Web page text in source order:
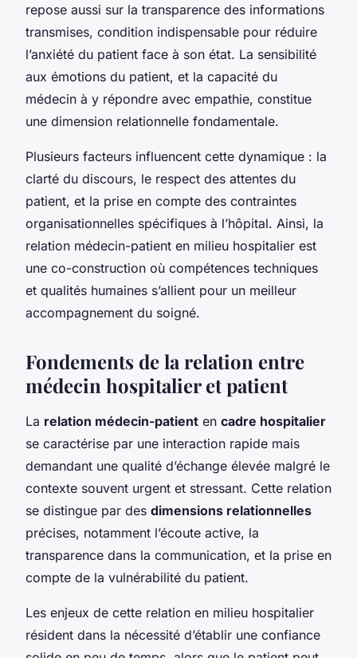
repose aussi sur la transparence des informations
transmises, condition indispensable pour réduire
l’anxiété du patient face à son état. La sensibilité
aux émotions du patient, et la capacité du
médecin à y répondre avec empathie, constitue
une dimension relationnelle fondamentale.
Plusieurs facteurs influencent cette dynamique : la
clarté du discours, le respect des attentes du
patient, et la prise en compte des contraintes
organisationnelles spécifiques à l’hôpital. Ainsi, la
relation médecin-patient en milieu hospitalier est
une co-construction où compétences techniques
et qualités humaines s’allient pour un meilleur
accompagnement du soigné.
Fondements de la relation entre
médecin hospitalier et patient
La relation médecin-patient en cadre hospitalier
se caractérise par une interaction rapide mais
demandant une qualité d’échange élevée malgré le
contexte souvent urgent et stressant. Cette relation
se distingue par des dimensions relationnelles
précises, notamment l’écoute active, la
transparence dans la communication, et la prise en
compte de la vulnérabilité du patient.
Les enjeux de cette relation en milieu hospitalier
résident dans la nécessité d’établir une confiance